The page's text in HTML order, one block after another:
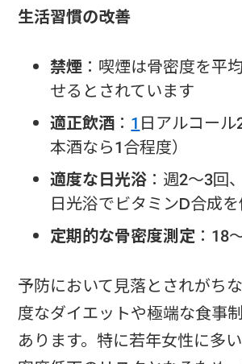
生活習慣の改善
禁煙 ：喫煙は骨密度を平
せるとされています
適正飲酒 ： 1 日アルコー
本酒なら1合程度）
適度な日光浴 ：週2〜3回
日光浴でビタミンD合成
定期的な骨密度測定 ：18
予防において見落とされがち
度なダイエットや極端な食事
あります。特に若年女性に多